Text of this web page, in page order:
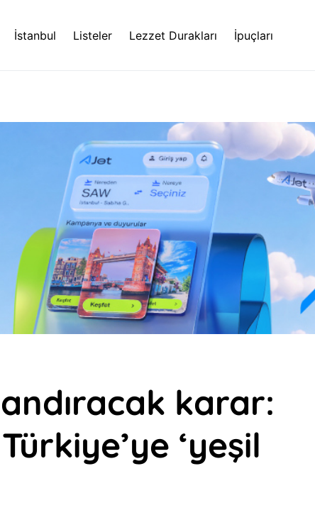
İstanbul Listeler Lezzet Durakları İpuçları
karar:
‘yeşil